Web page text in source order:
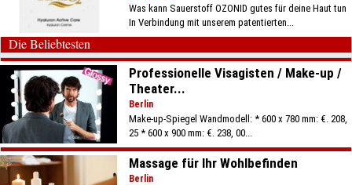
Was kann Sauerstoff OZONID gutes für deine Haut tun
In Verbindung mit unserem patentierten...
Die Beliebtesten
Professionelle Visagisten / Make-up /
Theater...
Berlin
Make-up-Spiegel Wandmodell: * 600 x 780 mm: €. 208,
25 * 600 x 900 mm: €. 238, 00...
Massage für Ihr Wohlbefinden
Berlin